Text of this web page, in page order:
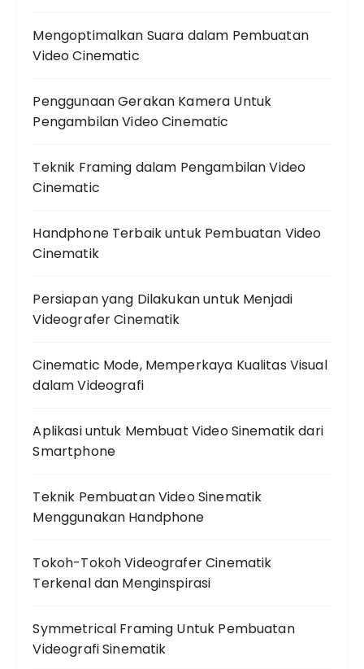
Mengoptimalkan Suara dalam Pembuatan
Video Cinematic
Penggunaan Gerakan Kamera Untuk
Pengambilan Video Cinematic
Teknik Framing dalam Pengambilan Video
Cinematic
Handphone Terbaik untuk Pembuatan Video
Cinematik
Persiapan yang Dilakukan untuk Menjadi
Videografer Cinematik
Cinematic Mode, Memperkaya Kualitas Visual
dalam Videografi
Aplikasi untuk Membuat Video Sinematik dari
Smartphone
Teknik Pembuatan Video Sinematik
Menggunakan Handphone
Tokoh-Tokoh Videografer Cinematik
Terkenal dan Menginspirasi
Symmetrical Framing Untuk Pembuatan
Videografi Sinematik